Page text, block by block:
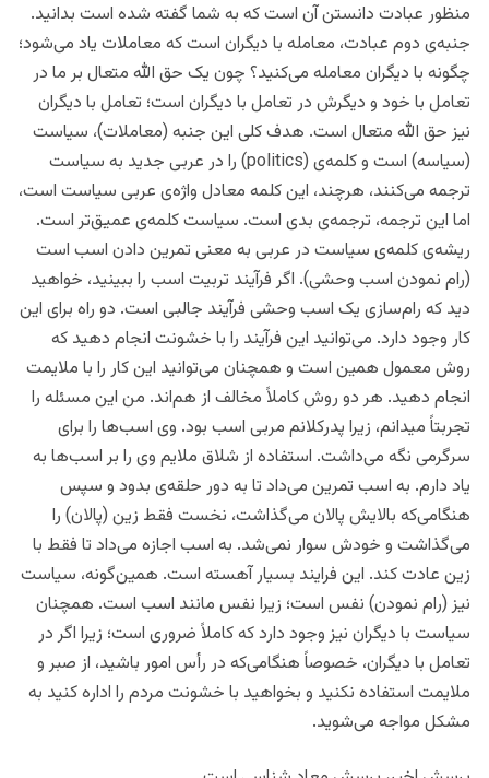
منظور عبادت دانستن آن است که به شما گفته شده است بدانید.
جنبه‌ی دوم عبادت، معامله با دیگران است که معاملات یاد می‌شود؛
چگونه با دیگران معامله می‌کنید؟ چون یک حق الله متعال بر ما در
تعامل با خود و دیگرش در تعامل با دیگران است؛ تعامل با دیگران
نیز حق الله متعال است. هدف کلی این جنبه (معاملات)، سیاست
(سیاسه) است و کلمه‌ی (politics) را در عربی جدید به سیاست
ترجمه می‌کنند، هرچند، این کلمه معادل واژه‌ی عربی سیاست است،
اما این ترجمه، ترجمه‌ی بدی است. سیاست کلمه‌ی عمیق‌تر است.
ریشه‌ی کلمه‌ی سیاست در عربی به معنی تمرین دادن اسب است
(رام نمودن اسب وحشی). اگر فرآیند تربیت اسب را ببینید، خواهید
دید که رام‌سازی یک اسب وحشی فرآیند جالبی است. دو راه برای این
کار وجود دارد. می‌توانید این فرآیند را با خشونت انجام دهید که
روش معمول همین است و همچنان می‌توانید این کار را با ملایمت
انجام دهید. هر دو روش کاملاً مخالف از هم‌اند. من این مسئله را
تجربتاً میدانم، زیرا پدرکلانم مربی اسب بود. وی اسب‌ها را برای
سرگرمی نگه می‌داشت. استفاده از شلاق ملایم وی را بر اسب‌ها به
یاد دارم. به اسب تمرین می‌داد تا به دور حلقه‌ی بدود و سپس
هنگامی‌که بالایش پالان می‌گذاشت، نخست فقط زین (پالان) را
می‌گذاشت و خودش سوار نمی‌شد. به اسب اجازه می‌داد تا فقط با
زین عادت کند. این فرایند بسیار آهسته است. همین‌گونه، سیاست
نیز (رام نمودن) نفس است؛ زیرا نفس مانند اسب است. همچنان
سیاست با دیگران نیز وجود دارد که کاملاً ضروری است؛ زیرا اگر در
تعامل با دیگران، خصوصاً هنگامی‌که در رأس امور باشید، از صبر و
ملایمت استفاده نکنید و بخواهید با خشونت مردم را اداره کنید به
مشکل مواجه می‌شوید.